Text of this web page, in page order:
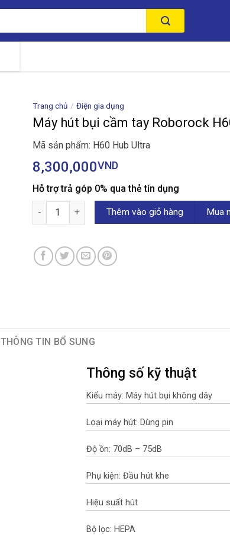
Trang chủ / Điện gia dụng
Máy hút bụi cầm tay Roborock
Mã sản phẩm: H60 Hub Ultra
8,300,000VND
Hỗ trợ trả góp 0% qua thẻ tín dụng
Máy hút bụi cầm tay Roborock H60 Hub Ultra số
Thêm vào giỏ hàng Mua
THÔNG TIN BỔ SUNG
Thông số kỹ thuật
Kiểu máy: Máy hút bụi không dây
Loại máy hút: Dùng pin
Độ ồn: 70dB – 75dB
Phụ kiện: Đầu hút khe
Hiệu suất hút
Bộ lọc: HEPA